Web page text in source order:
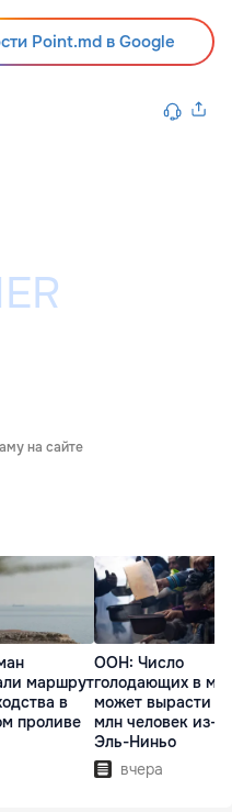
Point.md в Google
на сайте
маршрут
в
проливе
ООН: Число
голодающих в
может вырасти
млн человек из-за
Эль-Ниньо
вчера